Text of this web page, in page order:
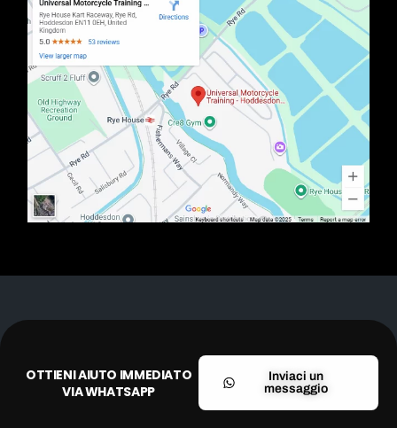
OTTIENI AIUTO IMMEDIATO
VIA WHATSAPP
Inviaci un
messaggio